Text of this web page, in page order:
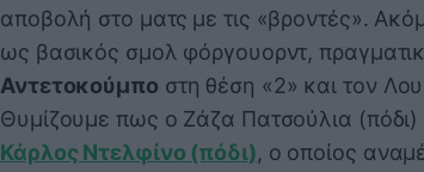
αποβολή στο ματς με τις «βροντές».
ως βασικός σμολ φόργουορντ,
Αντετοκούμπο στη θέση «2» και τον
Θυμίζουμε πως ο Ζάζα Πατσούλια (πόδι)
Κάρλος Ντελφίνο (πόδι), ο οποίος